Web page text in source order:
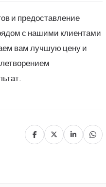
и предоставление
с нашими клиентами
вам лучшую цену и